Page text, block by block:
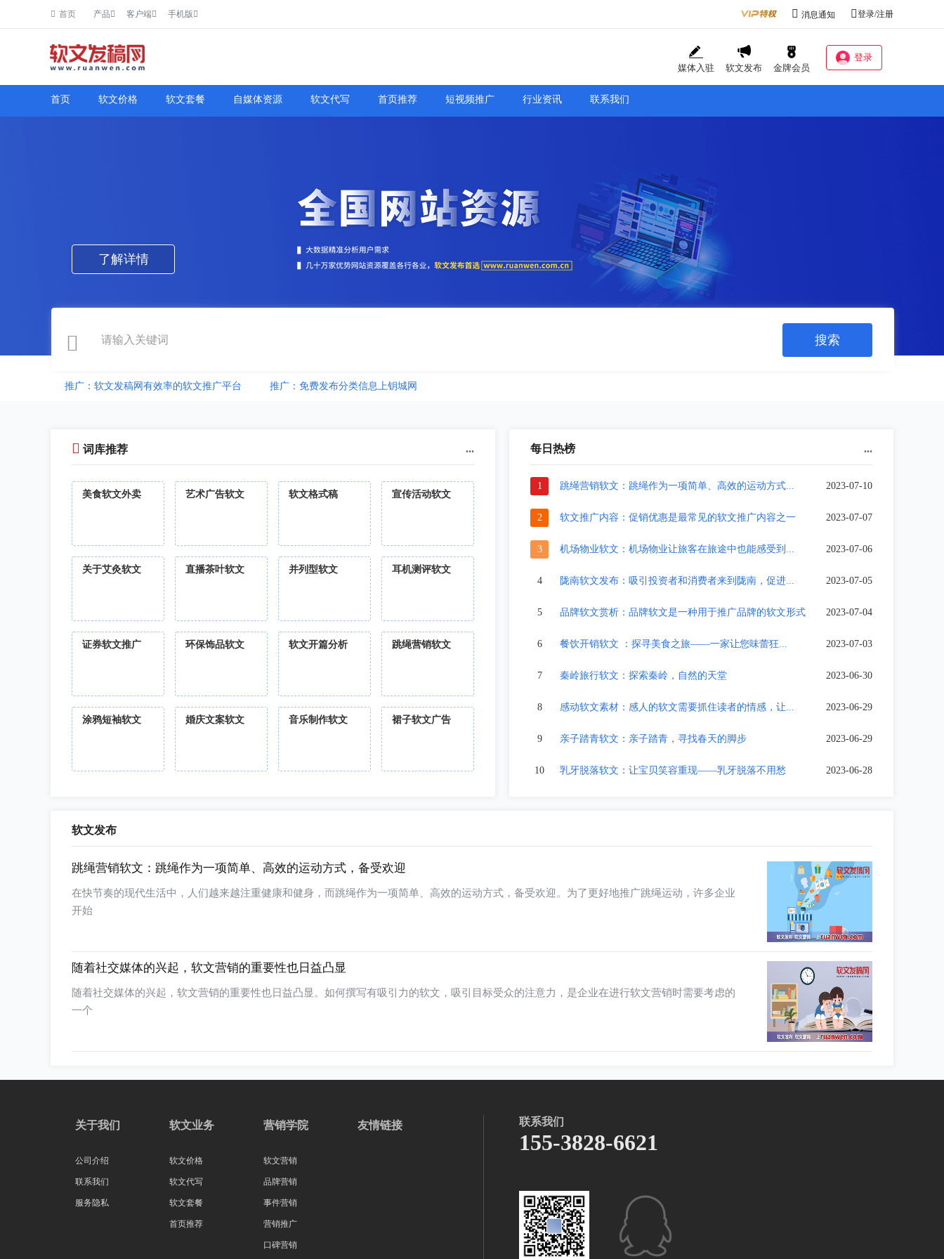
首页 产品 客户端 手机版 消息通知 登录/注册
媒体入驻 软文发布 金牌会员
登录
首页 软文价格 软文套餐 自媒体资源 软文代写 首页推荐 短视频推广 行业资讯 联系我们
了解详情
推广：软文发稿网有效率的软文推广平台 推广：免费发布分类信息上钥城网
词库推荐 ...
美食软文外卖 艺术广告软文 软文格式稿 宣传活动软文
关于艾灸软文 直播茶叶软文 并列型软文 耳机测评软文
证券软文推广 环保饰品软文 软文开篇分析 跳绳营销软文
涂鸦短袖软文 婚庆文案软文 音乐制作软文 裙子软文广告
每日热榜 ...
1 跳绳营销软文：跳绳作为一项简单、高效的运动方式... 2023-07-10
2 软文推广内容：促销优惠是最常见的软文推广内容之一 2023-07-07
3 机场物业软文：机场物业让旅客在旅途中也能感受到... 2023-07-06
4 陇南软文发布：吸引投资者和消费者来到陇南，促进... 2023-07-05
5 品牌软文赏析：品牌软文是一种用于推广品牌的软文形式 2023-07-04
6 餐饮开销软文 ：探寻美食之旅——一家让您味蕾狂... 2023-07-03
7 秦岭旅行软文：探索秦岭，自然的天堂 2023-06-30
8 感动软文素材：感人的软文需要抓住读者的情感，让... 2023-06-29
9 亲子踏青软文：亲子踏青，寻找春天的脚步 2023-06-29
10 乳牙脱落软文：让宝贝笑容重现——乳牙脱落不用愁 2023-06-28
软文发布
跳绳营销软文：跳绳作为一项简单、高效的运动方式，备受欢迎
在快节奏的现代生活中，人们越来越注重健康和健身，而跳绳作为一项简单、高效的运动方式，备受欢迎。为了更好地推广跳绳运动，许多企业
开始
随着社交媒体的兴起，软文营销的重要性也日益凸显
随着社交媒体的兴起，软文营销的重要性也日益凸显。如何撰写有吸引力的软文，吸引目标受众的注意力，是企业在进行软文营销时需要考虑的
一个
关于我们
公司介绍
联系我们
服务隐私
软文业务
软文价格
软文代写
软文套餐
首页推荐
营销学院
软文营销
品牌营销
事件营销
营销推广
口碑营销
友情链接 联系我们
155-3828-6621